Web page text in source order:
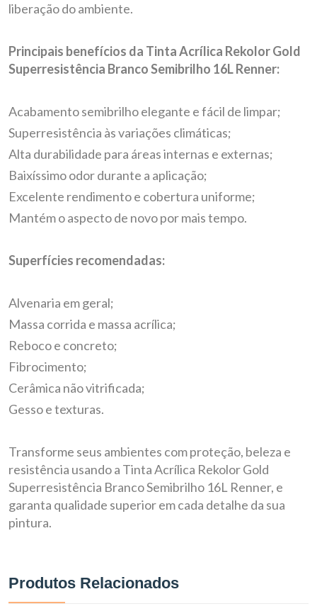
liberação do ambiente.
Principais benefícios da Tinta Acrílica Rekolor Gold
Superresistência Branco Semibrilho 16L Renner:
Acabamento semibrilho elegante e fácil de limpar;
Superresistência às variações climáticas;
Alta durabilidade para áreas internas e externas;
Baixíssimo odor durante a aplicação;
Excelente rendimento e cobertura uniforme;
Mantém o aspecto de novo por mais tempo.
Superfícies recomendadas:
Alvenaria em geral;
Massa corrida e massa acrílica;
Reboco e concreto;
Fibrocimento;
Cerâmica não vitrificada;
Gesso e texturas.
Transforme seus ambientes com proteção, beleza e
resistência usando a Tinta Acrílica Rekolor Gold
Superresistência Branco Semibrilho 16L Renner, e
garanta qualidade superior em cada detalhe da sua
pintura.
Produtos Relacionados